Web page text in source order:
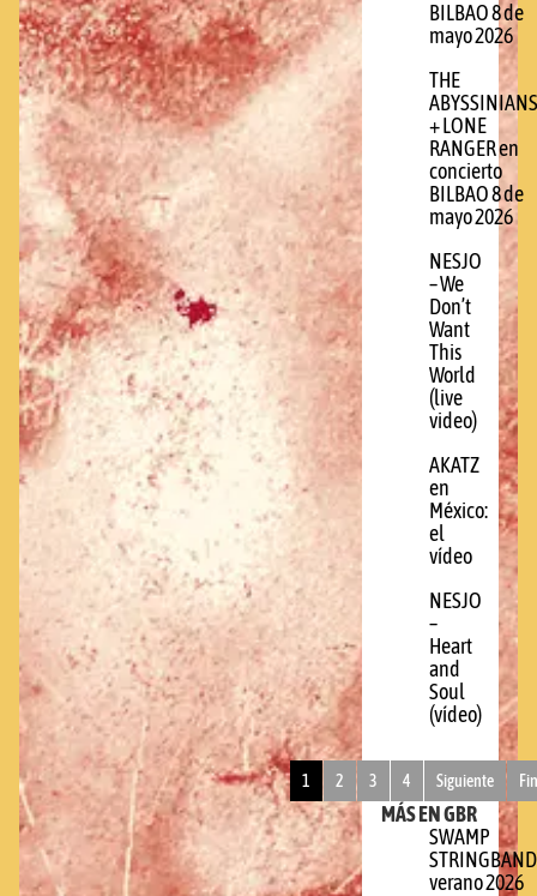
BILBAO 8 de
mayo 2026
THE
ABYSSINIANS
+ LONE
RANGER en
concierto
BILBAO 8 de
mayo 2026
NESJO
– We
Don’t
Want
This
World
(live
video)
AKATZ
en
México:
el
vídeo
NESJO
–
Heart
and
Soul
(vídeo)
1 2 3 4 Siguiente
MÁS EN GBR
SWAMP
STRINGBAND
verano 2026